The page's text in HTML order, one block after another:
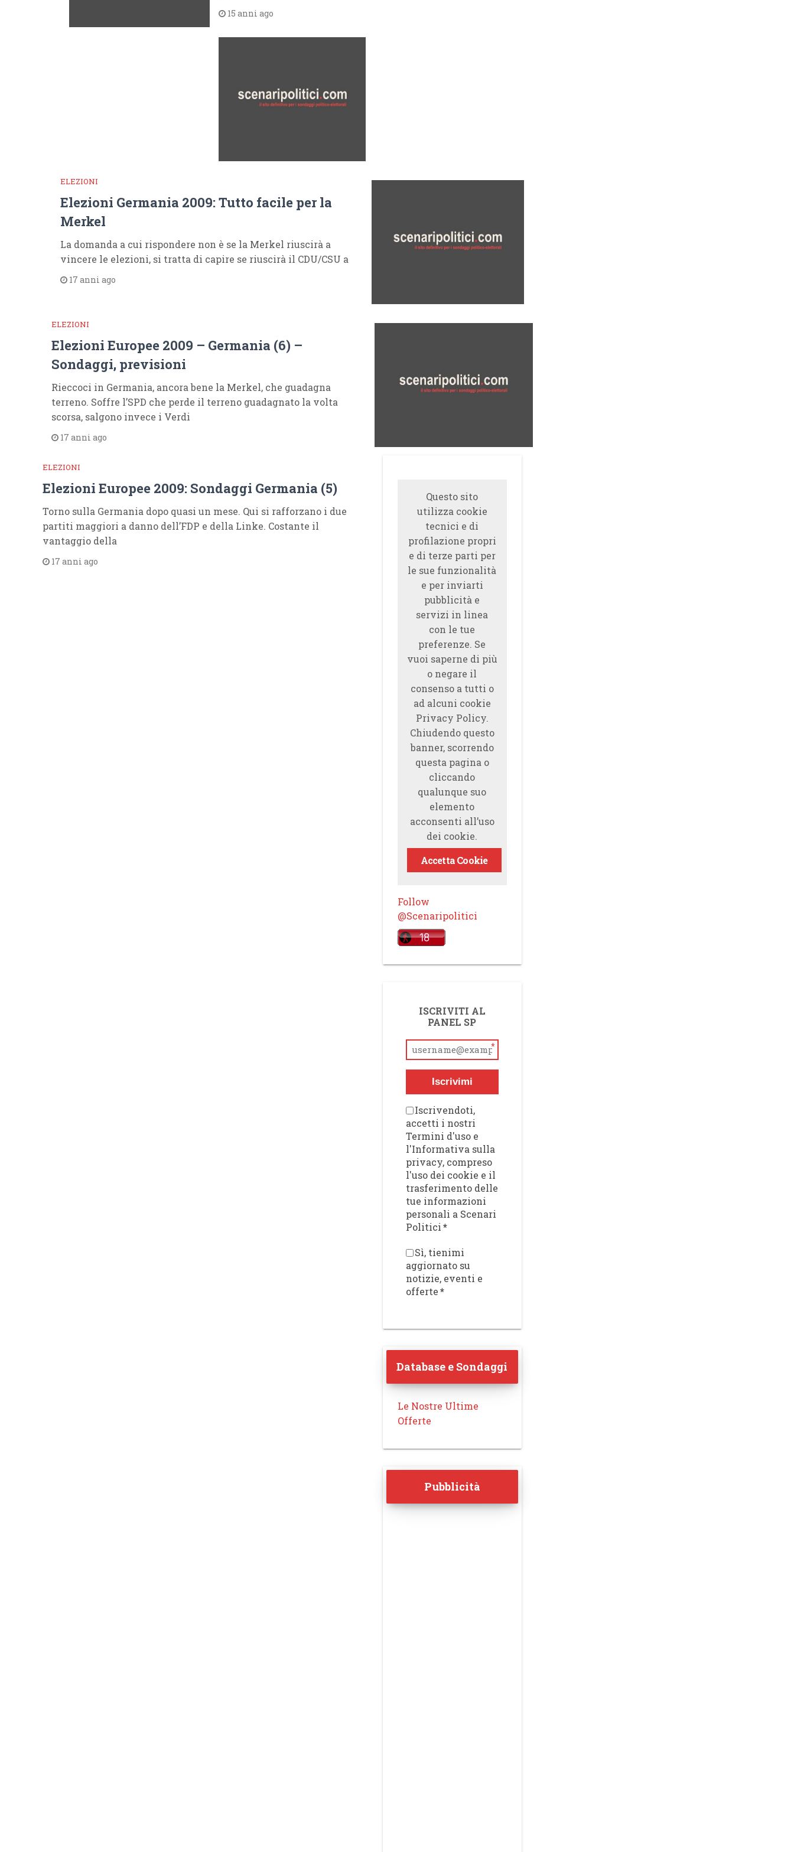
15 anni ago
ELEZIONI
Elezioni Germania 2009: Tutto facile per la
Merkel
La domanda a cui rispondere non è se la Merkel riuscirà a
vincere le elezioni, si tratta di capire se riuscirà il CDU/CSU a
17 anni ago
ELEZIONI
Elezioni Europee 2009 – Germania (6) –
Sondaggi, previsioni
Rieccoci in Germania, ancora bene la Merkel, che guadagna
terreno. Soffre l’SPD che perde il terreno guadagnato la volta
scorsa, salgono invece i Verdi
17 anni ago
ELEZIONI
Elezioni Europee 2009: Sondaggi Germania (5)
Torno sulla Germania dopo quasi un mese. Qui si rafforzano i due
partiti maggiori a danno dell’FDP e della Linke. Costante il
vantaggio della
17 anni ago
Questo sito
utilizza cookie
tecnici e di
profilazione propri
e di terze parti per
le sue funzionalità
e per inviarti
pubblicità e
servizi in linea
con le tue
preferenze. Se
vuoi saperne di più
o negare il
consenso a tutti o
ad alcuni cookie
Privacy Policy.
Chiudendo questo
banner, scorrendo
questa pagina o
cliccando
qualunque suo
elemento
acconsenti all’uso
dei cookie.
Accetta Cookie
Follow
@Scenaripolitici
ISCRIVITI AL
PANEL SP
*
Iscrivimi
Iscrivendoti,
accetti i nostri
Termini d'uso e
l'Informativa sulla
privacy, compreso
l'uso dei cookie e il
trasferimento delle
tue informazioni
personali a Scenari
Politici*
Sì, tienimi
aggiornato su
notizie, eventi e
offerte*
Database e Sondaggi
Le Nostre Ultime
Offerte
Pubblicità